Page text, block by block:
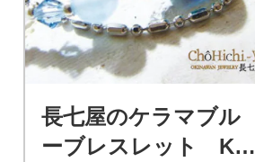
長七屋のケラマブル
ーブレスレット KB-